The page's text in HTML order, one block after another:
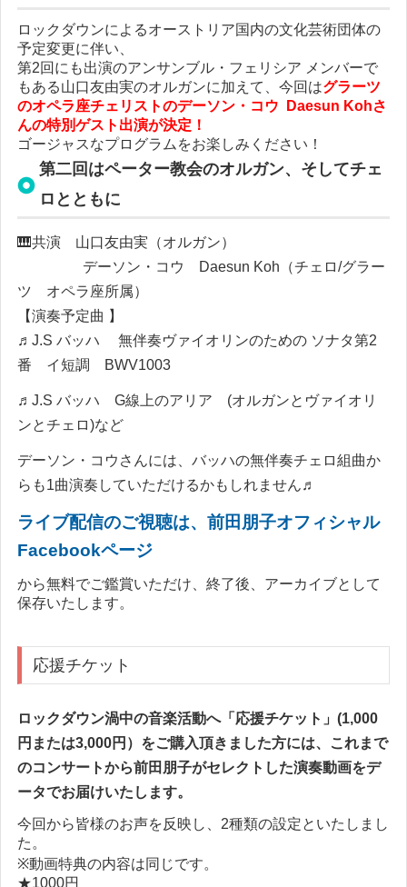
ロックダウンによるオーストリア国内の文化芸術団体の
予定変更に伴い、
第2回にも出演のアンサンブル・フェリシア メンバーで
もある山口友由実のオルガンに加えて、今回はグラーツ
のオペラ座チェリストのデーソン・コウ Daesun Kohさ
んの特別ゲスト出演が決定！
ゴージャスなプログラムをお楽しみください！
第二回はペーター教会のオルガン、そしてチェ
ロとともに
🎹共演 山口友由実（オルガン）
デーソン・コウ
Daesun Koh （チェロ/グラー
ツ オペラ座所属）
【演奏予定曲 】
♬J.S バッハ 無伴奏ヴァイオリンのための ソナタ第2
番 イ短調 BWV1003
♬J.S バッハ G線上のアリア (オルガンとヴァイオリ
ンとチェロ)など
デーソン・コウさんには、バッハの無伴奏チェロ組曲か
らも1曲演奏していただけるかもしれません♬
ライブ配信のご視聴は、前田朋子オフィシャル
Facebookページ
から無料でご鑑賞いただけ、終了後、アーカイブとして
保存いたします。
応援チケット
ロックダウン渦中の音楽活動へ「応援チケット」(1,000
円または3,000円）をご購入頂きました方には、これまで
のコンサートから前田朋子がセレクトした演奏動画をデ
ータでお届けいたします。
今回から皆様のお声を反映し、2種類の設定といたしまし
た。
※動画特典の内容は同じです。
★1000円